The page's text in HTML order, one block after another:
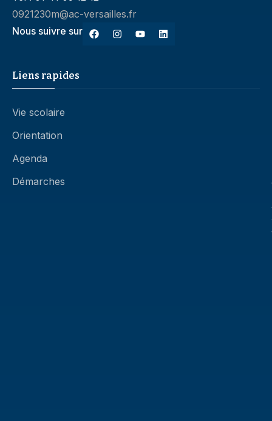
0921230m@ac-versailles.fr
Nous suivre sur
Liens rapides
Vie scolaire
Orientation
Agenda
Démarches